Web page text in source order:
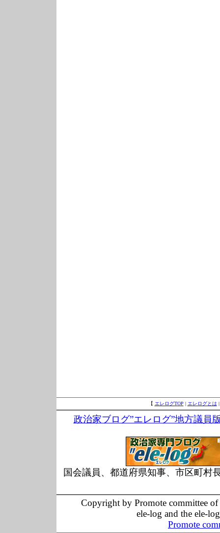
【 エレログTOP | エレログとは
政治家ブログ”エレログ”地方議員
国会議員、都道府県知事、市区町村
Copyright by Promote committee
ele-log and the ele-
Promote